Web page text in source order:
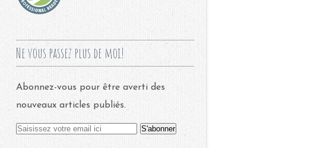
Ne vous passez plus de moi!
Abonnez-vous pour être averti des
nouveaux articles publiés.